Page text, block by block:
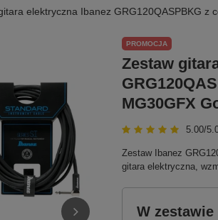
elektryczna Ibanez GRG120QASPBKG z
PROMOCJA
Zestaw
MG30GFX
5.00/
Zestaw Ibanez
gitara elektryczna,
W zestawie